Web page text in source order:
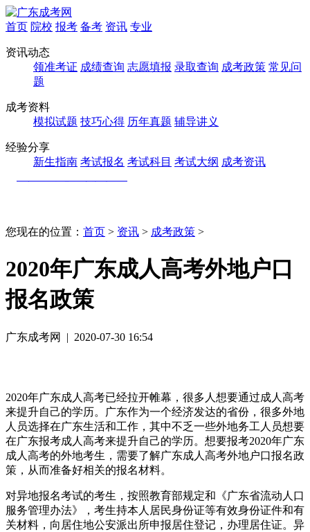
首页 院校 报考 备考 资讯 专业
资讯动态
领准考证 成绩查询 志愿填报 录取查询 成考政策 常见问
题
成考资料
模拟试题 技巧心得 历年真题 辅导讲义
经验分享
新生指南 考试报名 考试科目 考试大纲 成考资讯
您现在的位置： 首页 > 资讯 > 成考政策 >
2020年广东成人高考外地户口
报名政策
广东成考网 | 2020-07-30 16:54
2020年广东成人高考已经拉开帷幕，很多人想要通过成人高考
来提升自己的学历。广东作为一个经济发达的省份，很多外地
人员选择在广东生活和工作，其中不乏一些外地务工人员想要
在广东报考成人高考来提升自己的学历。想要报考2020年广东
成人高考的外地考生，需要了解广东成人高考外地户口报名政
策，从而准备好相关的报名材料。
对异地报名考试的考生，按照教育部规定和《广东省流动人口
服务管理办法》，考生持本人居民身份证等有效身份证件和有
关材料，向居住地公安派出所申报居住登记，办理居住证。异